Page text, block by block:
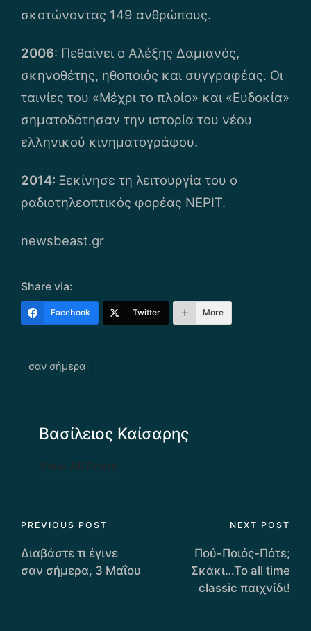
σκοτώνοντας 149 ανθρώπους.
2006: Πεθαίνει ο Αλέξης Δαμιανός,
σκηνοθέτης, ηθοποιός και συγγραφέας. Οι
ταινίες του «Μέχρι το πλοίο» και «Ευδοκία»
σηματοδότησαν την ιστορία του νέου
ελληνικού κινηματογράφου.
2014: Ξεκίνησε τη λειτουργία του ο
ραδιοτηλεοπτικός φορέας ΝΕΡΙΤ.
newsbeast.gr
Share via:
Facebook Twitter More
σαν σήμερα
Βασίλειος Καίσαρης
View All Posts
Post
navigation
PREVIOUS POST
Διαβάστε τι έγινε
σαν σήμερα, 3 Μαΐου
NEXT POST
Πού-Ποιός-Πότε;
Σκάκι…Το all time
classic παιχνίδι!